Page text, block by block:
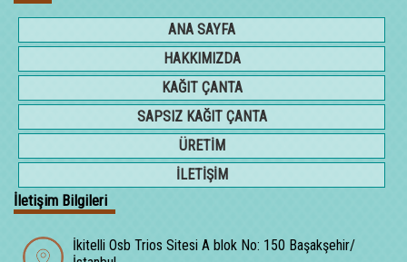
ANA SAYFA
HAKKIMIZDA
KAĞIT ÇANTA
SAPSIZ KAĞIT ÇANTA
ÜRETİM
İLETİŞİM
İletişim Bilgileri
İkitelli Osb Trios Sitesi A blok No: 150 Başakşehir/